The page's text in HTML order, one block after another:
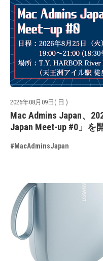
2026年08月09日( 日 )
Mac Admins Japan、
Japan Meet-up #0」を
#MacAdminsJapan